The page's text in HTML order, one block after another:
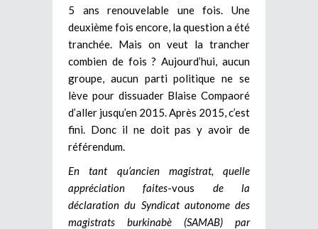
5 ans renouvelable une fois. Une
deuxième fois encore, la question a été
tranchée. Mais on veut la trancher
combien de fois ? Aujourd’hui, aucun
groupe, aucun parti politique ne se
lève pour dissuader Blaise Compaoré
d’aller jusqu’en 2015. Après 2015, c’est
fini. Donc il ne doit pas y avoir de
référendum.
En tant qu’ancien magistrat, quelle
appréciation faites-vous de la
déclaration du Syndicat autonome des
magistrats burkinabè (SAMAB) par